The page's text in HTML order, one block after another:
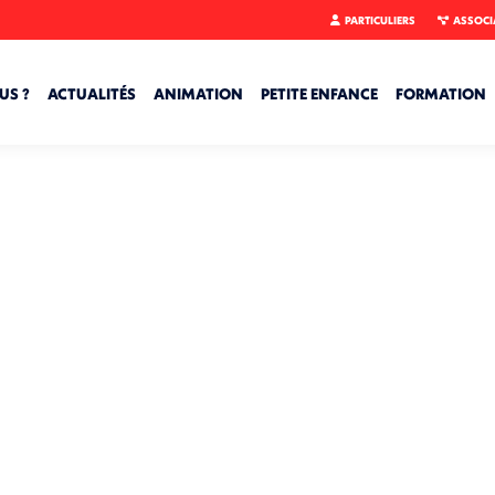
PARTICULIERS
? ACTUALITÉS ANIMATION PETITE ENFANCE FORMATION